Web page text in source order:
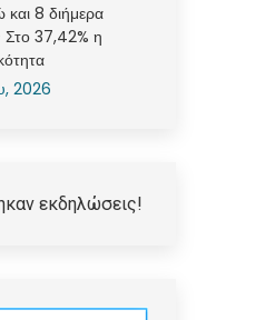
και 8 διήμερα
Στο 37,42% η
2026
εκδηλώσεις!